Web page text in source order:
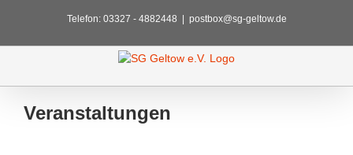
Telefon: 03327 - 4882448 postbox@sg-geltow.de
Veranstaltungen